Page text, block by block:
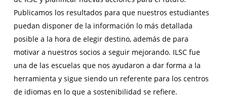
Publicamos los resultados para que nuestros estudiantes
puedan disponer de la información lo más detallada
posible a la hora de elegir destino, además de para
motivar a nuestros socios a seguir mejorando. ILSC fue
una de las escuelas que nos ayudaron a dar forma a la
herramienta y sigue siendo un referente para los centros
de idiomas en lo que a sostenibilidad se refiere.